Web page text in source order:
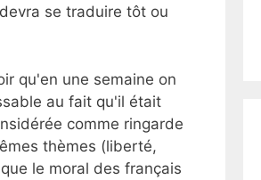
se traduire tôt ou
qu'en une semaine on
au fait qu'il était
comme ringarde
thèmes (liberté,
le moral des français